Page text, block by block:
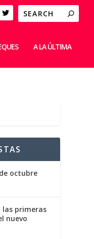
A LA ÚLTIMA
octubre
las primeras
nuevo